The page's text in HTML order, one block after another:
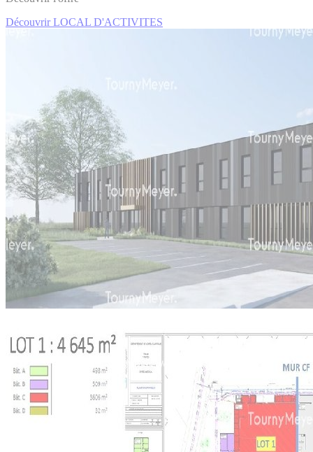
Découvrir LOCAL D'ACTIVITES